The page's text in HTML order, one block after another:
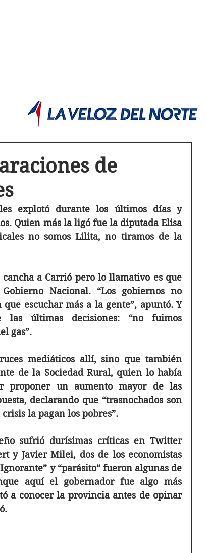
de
explotó durante los últimos días y
Quien más la ligó fue la diputada Elisa
no somos Lilita, no tiramos de la
a Carrió pero lo llamativo es que
Nacional. “Los gobiernos no
escuchar más a la gente”, apuntó. Y
las últimas decisiones: “no fuimos
gas”.
mediáticos allí, sino que también
de la Sociedad Rural, quien lo había
proponer un aumento mayor de las
declarando que “trasnochados son
la pagan los pobres”.
sufrió durísimas críticas en Twitter
y Javier Milei, dos de los economistas
y “parásito” fueron algunas de
aquí el gobernador fue algo más
a conocer la provincia antes de opinar